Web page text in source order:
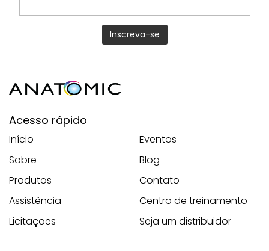
Acesso rápido
Início
Sobre
Produtos
Assistência
Licitações
Eventos
Blog
Contato
Centro de treinamento
Seja um distribuidor